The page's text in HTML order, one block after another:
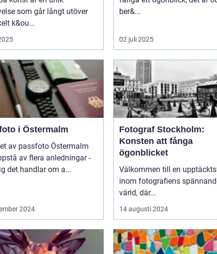
som går långt utöver
k&ou...
ber&...
02 juli 2025
i Östermalm
av passfoto Östermalm
av flera anledningar -
det handlar om a...
2024
Fotograf Stockholm:
Konsten att fånga
ögonblicket
Välkommen till en
inom fotografiens
värld, där...
14 augusti 2024